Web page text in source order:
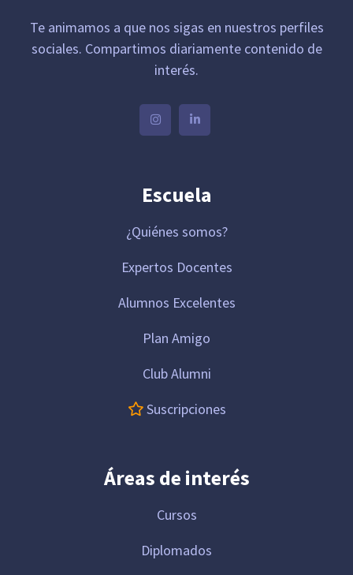
Te animamos a que nos sigas en nuestros perfiles
sociales. Compartimos diariamente contenido de
interés.
Escuela
¿Quiénes somos?
Expertos Docentes
Alumnos Excelentes
Plan Amigo
Club Alumni
Suscripciones
Áreas de interés
Cursos
Diplomados